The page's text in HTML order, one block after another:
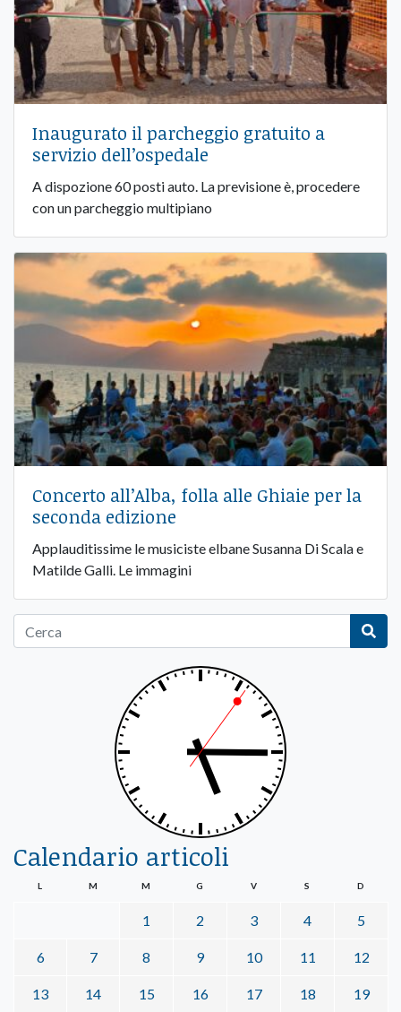
Inaugurato il parcheggio gratuito a
servizio dell’ospedale
A dispozione 60 posti auto. La previsione è, procedere
con un parcheggio multipiano
Concerto all’Alba, folla alle Ghiaie per la
seconda edizione
Applauditissime le musiciste elbane Susanna Di Scala e
Matilde Galli. Le immagini
Calendario articoli
L M M G V S D
1 2 3 4 5
6 7 8 9 10 11 12
13 14 15 16 17 18 19